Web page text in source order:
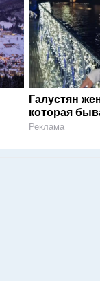
Галустян
которая
Реклама